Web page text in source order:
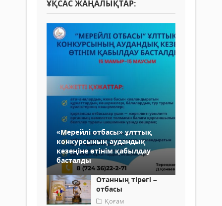
ҰҚСАС ЖАҢАЛЫҚТАР:
«Мерейлі отбасы» ұлттық
конкурсының аудандық
кезеңіне өтінім қабылдау
басталды
Отанның тірегі –
отбасы
Қоғам